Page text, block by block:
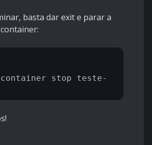
basta dar exit e parar a
container stop teste-